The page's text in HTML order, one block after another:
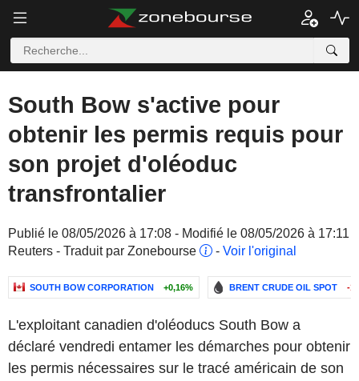
South Bow s'active pour
obtenir les permis requis pour
son projet d'oléoduc
transfrontalier
Publié le 08/05/2026 à 17:08 - Modifié le 08/05/2026 à 17:11
Reuters - Traduit par Zonebourse
- Voir l'original
SOUTH BOW CORPORATION +0,16% BRENT CRUDE OIL SPOT -
L'exploitant canadien d'oléoducs South Bow a
déclaré vendredi entamer les démarches pour obtenir
les permis nécessaires sur le tracé américain de son